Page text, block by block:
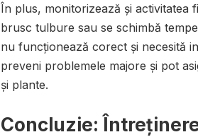
În plus, monitorizează și activitatea
brusc tulbure sau se schimbă
nu funcționează corect și necesită
preveni problemele majore și pot
și plante.
Concluzie: